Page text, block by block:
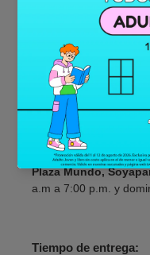
Metrocentro,
Metrocentro, Santa
a.m. a 7:00 p.m.
Multiplaza:
Lunes a
Viernes y sábado De
9:00 a.m. a 7:00 p.m.
Plaza Mundo,
a.m a 7:00 p.m. y
Tiempo de entrega: